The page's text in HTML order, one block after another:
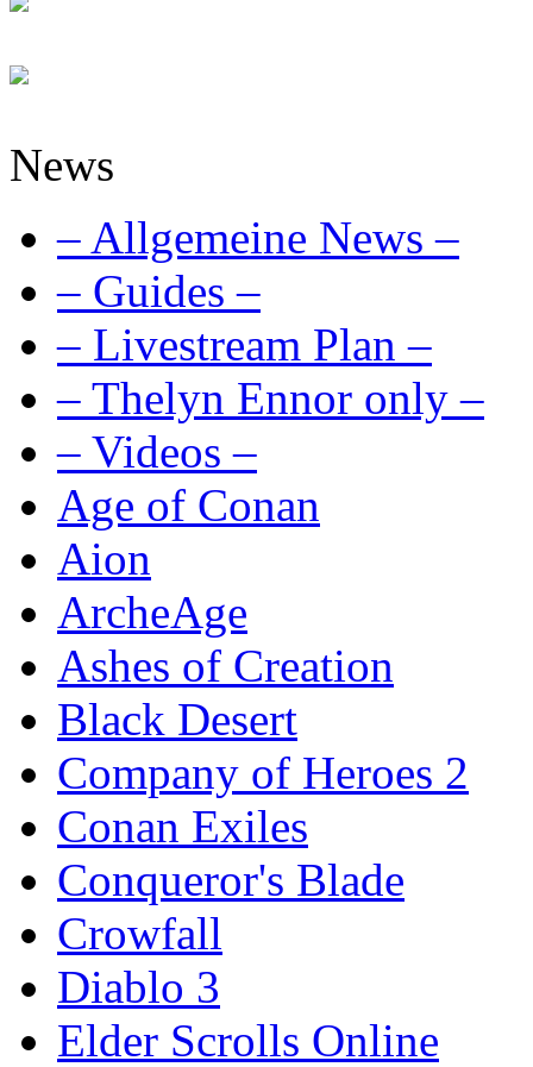
News
– Allgemeine News –
– Guides –
– Livestream Plan –
– Thelyn Ennor only –
– Videos –
Age of Conan
Aion
ArcheAge
Ashes of Creation
Black Desert
Company of Heroes 2
Conan Exiles
Conqueror's Blade
Crowfall
Diablo 3
Elder Scrolls Online